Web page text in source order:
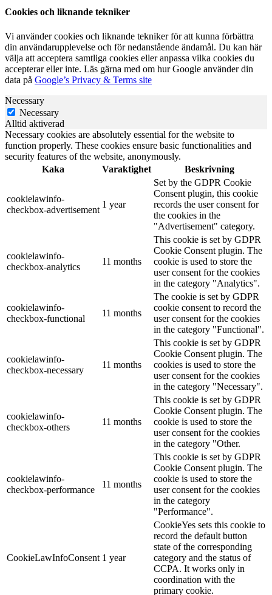
Cookies och liknande tekniker
Vi använder cookies och liknande tekniker för att kunna förbättra
din användarupplevelse och för nedanstående ändamål. Du kan här
välja att acceptera samtliga cookies eller anpassa vilka cookies du
accepterar eller inte. Läs gärna med om hur Google använder din
data på Google’s Privacy & Terms site
Necessary
Necessary
Alltid aktiverad
Necessary cookies are absolutely essential for the website to
function properly. These cookies ensure basic functionalities and
security features of the website, anonymously.
Kaka
Varaktighet Beskrivning
cookielawinfo-
checkbox-advertisement
1 year
Set by the GDPR Cookie
Consent plugin, this cookie
records the user consent for
the cookies in the
"Advertisement" category.
cookielawinfo-
checkbox-analytics
11 months
This cookie is set by GDPR
Cookie Consent plugin. The
cookie is used to store the
user consent for the cookies
in the category "Analytics".
cookielawinfo-
checkbox-functional
11 months
The cookie is set by GDPR
cookie consent to record the
user consent for the cookies
in the category "Functional".
cookielawinfo-
checkbox-necessary
11 months
This cookie is set by GDPR
Cookie Consent plugin. The
cookies is used to store the
user consent for the cookies
in the category "Necessary".
cookielawinfo-
checkbox-others
11 months
This cookie is set by GDPR
Cookie Consent plugin. The
cookie is used to store the
user consent for the cookies
in the category "Other.
cookielawinfo-
checkbox-performance
11 months
This cookie is set by GDPR
Cookie Consent plugin. The
cookie is used to store the
user consent for the cookies
in the category
"Performance".
CookieLawInfoConsent 1 year
CookieYes sets this cookie to
record the default button
state of the corresponding
category and the status of
CCPA. It works only in
coordination with the
primary cookie.